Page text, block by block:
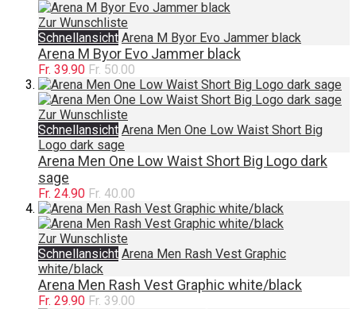
Zur Wunschliste
Schnellansicht Arena M Byor Evo Jammer black
Arena M Byor Evo Jammer black
Fr. 39.90 Fr. 50.00
Zur Wunschliste
Schnellansicht Arena Men One Low Waist Short Big
Logo dark sage
Arena Men One Low Waist Short Big Logo dark
sage
Fr. 24.90 Fr. 40.00
Zur Wunschliste
Schnellansicht Arena Men Rash Vest Graphic
white/black
Arena Men Rash Vest Graphic white/black
Fr. 29.90 Fr. 39.00